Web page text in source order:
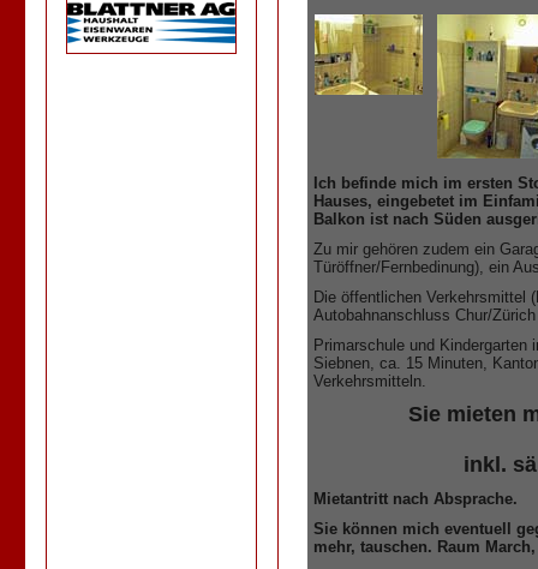
Ich befinde mich im ersten
Hauses, eingebetet im
Balkon ist nach Süden
Zu mir gehören zudem ein
Türöffner/Fernbedinung), ein
Die öffentlichen Verkehrsmittel
Autobahnanschluss Chur/
Primarschule und
Siebnen, ca. 15 Minuten,
Verkehrsmitteln.
Sie mieten
inkl.
Mietantritt nach Absprache.
Sie können mich eventuell
mehr, tauschen. Raum